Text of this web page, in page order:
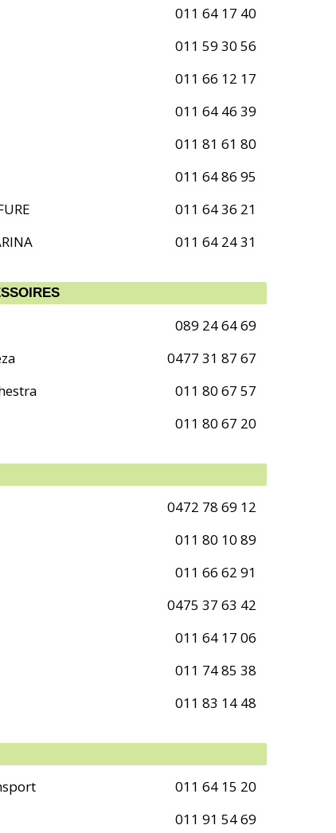
011 64 17 40
011 59 30 56
011 66 12 17
011 64 46 39
011 81 61 80
011 64 86 95
011 64 36 21
011 64 24 31
089 24 64 69
0477 31 87 67
011 80 67 57
011 80 67 20
0472 78 69 12
011 80 10 89
011 66 62 91
0475 37 63 42
011 64 17 06
011 74 85 38
011 83 14 48
011 64 15 20
011 91 54 69